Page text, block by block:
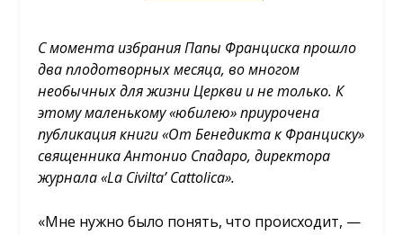
С момента избрания Папы Франциска прошло
два плодотворных месяца, во многом
необычных для жизни Церкви и не только. К
этому маленькому «юбилею» приурочена
публикация книги «От Бенедикта к Франциску»
священника Антонио Спадаро, директора
журнала «La Civilta’ Cattolica».
«Мне нужно было понять, что происходит, —